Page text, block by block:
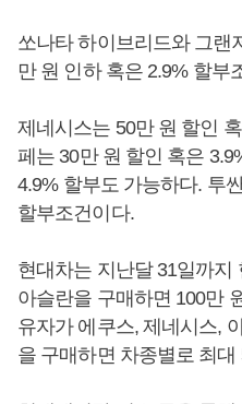
쏘나타 하이브리드와 그랜
만 원 인하 혹은 2.9% 할부
제네시스는 50만 원 할인
페는 30만 원 할인 혹은
4.9% 할부도 가능하다. 투
할부조건이다.
현대차는 지난달 31일까지
아슬란을 구매하면 100만
유자가 에쿠스, 제네시스,
을 구매하면 차종별로 최